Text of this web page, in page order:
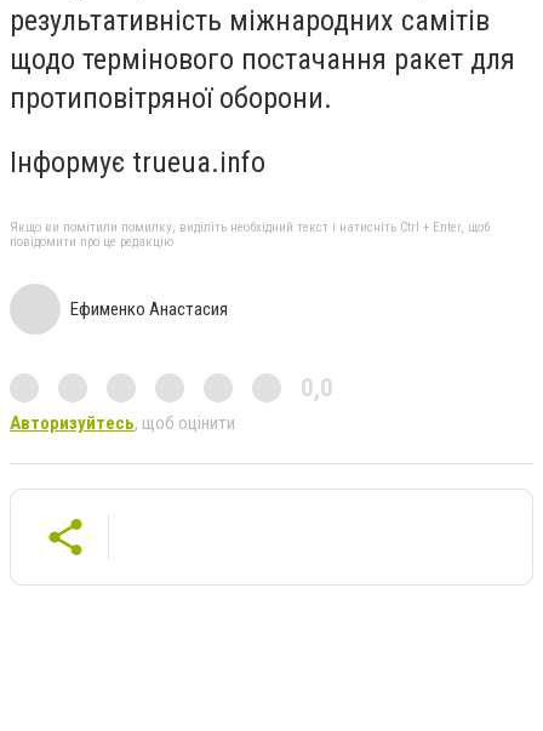
результативність міжнародних самітів
щодо термінового постачання ракет для
протиповітряної оборони.
Інформує trueua.info
Якщо ви помітили помилку, виділіть необхідний текст і натисніть Ctrl + Enter, щоб
повідомити про це редакцію
Ефименко Анастасия
0,0
Авторизуйтесь, щоб оцінити